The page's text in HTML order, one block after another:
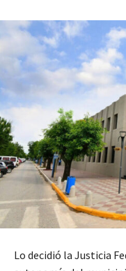
Lo decidió la Justicia